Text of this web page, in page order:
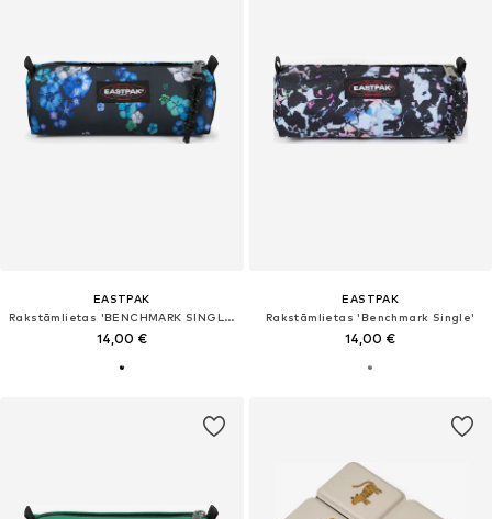
EASTPAK
Rakstāmlietas 'BENCHMARK SINGLE'
14,00 €
EASTPAK
Rakstāmlietas 'Benchmark Single'
14,00 €